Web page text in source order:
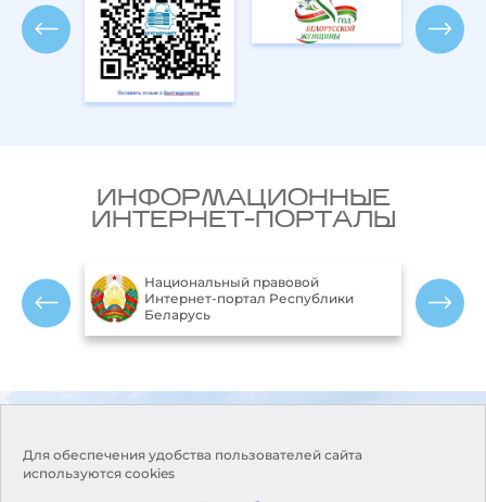
ИНФОРМАЦИОННЫЕ
ИНТЕРНЕТ-ПОРТАЛЫ
Национальный правовой
Интернет-портал Республики
Беларусь
Для обеспечения удобства пользователей сайта
используются cookies
Адрес:220114, г. Минск, пр.
Независимости, 110
9.00-18.00